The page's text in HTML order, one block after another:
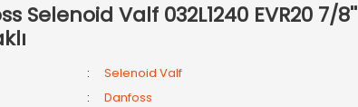
Selenoid Valf 032L1240 EVR20 7/8''
Selenoid Valf
Danfoss